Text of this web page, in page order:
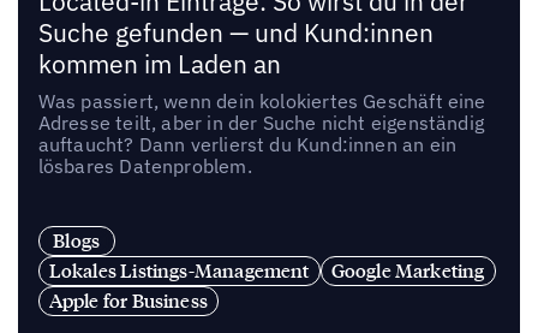
Suche gefunden — und Kund:innen
kommen im Laden an
Was passiert, wenn dein kolokiertes Geschäft eine
Adresse teilt, aber in der Suche nicht eigenständig
auftaucht? Dann verlierst du Kund:innen an ein
lösbares Datenproblem.
Blogs
Lokales Listings-Management
Google Marketing
Apple for Business